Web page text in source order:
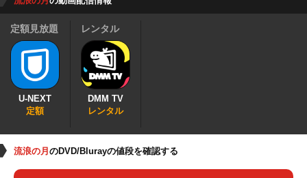
定額見放題
U-NEXT
定額
レンタル
DMM TV
レンタル
流浪の月 のDVD/Blurayの値段を確認する